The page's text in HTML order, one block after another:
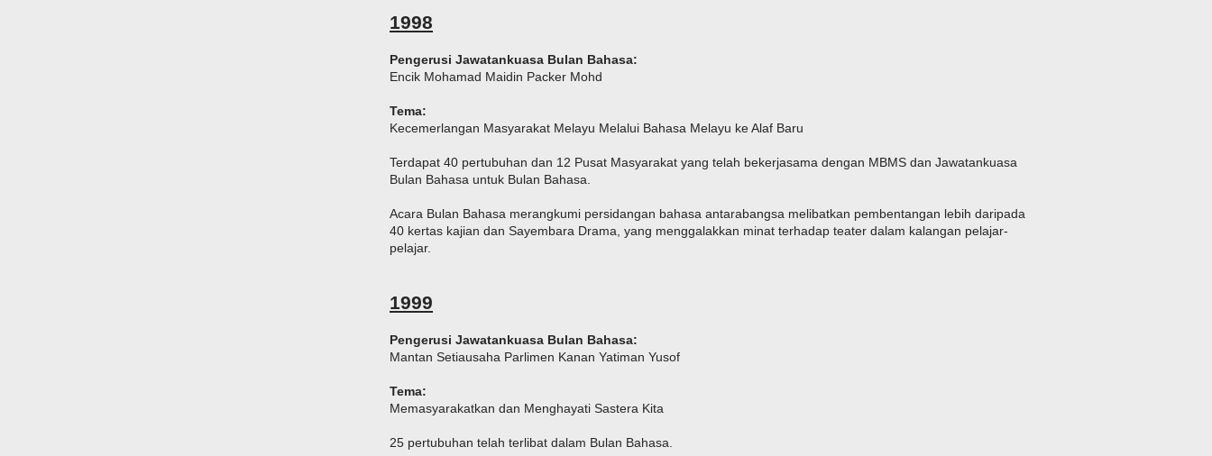
1998
Pengerusi Jawatankuasa Bulan Bahasa:
Encik Mohamad Maidin Packer Mohd
Tema:
Kecemerlangan Masyarakat Melayu Melalui Bahasa Melayu ke Alaf Baru
Terdapat 40 pertubuhan dan 12 Pusat Masyarakat yang telah bekerjasama dengan MBMS dan Jawatankuasa
Bulan Bahasa untuk Bulan Bahasa.
Acara Bulan Bahasa merangkumi persidangan bahasa antarabangsa melibatkan pembentangan lebih daripada
40 kertas kajian dan Sayembara Drama, yang menggalakkan minat terhadap teater dalam kalangan pelajar-
pelajar.
1999
Pengerusi Jawatankuasa Bulan Bahasa:
Mantan Setiausaha Parlimen Kanan Yatiman Yusof
Tema:
Memasyarakatkan dan Menghayati Sastera Kita
25 pertubuhan telah terlibat dalam Bulan Bahasa.